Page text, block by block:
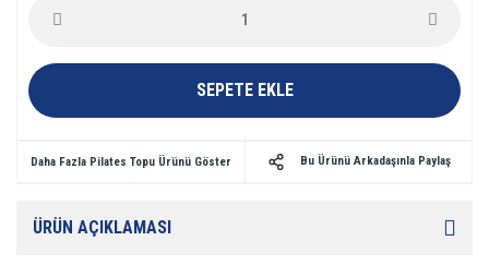
SEPETE EKLE
Daha Fazla Pilates Topu Ürünü Göster Bu Ürünü Arkadaşınla Paylaş
ÜRÜN AÇIKLAMASI